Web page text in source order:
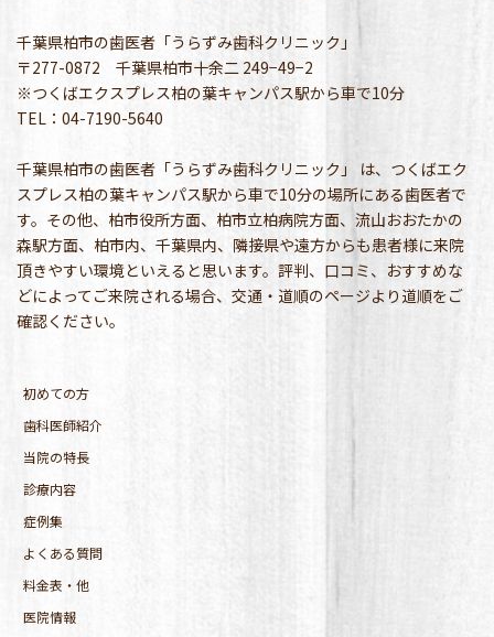
千葉県柏市の歯医者「うらずみ歯科クリニック」
〒277-0872 千葉県柏市十余二 249−49−2
※つくばエクスプレス柏の葉キャンパス駅から車で10分
TEL：04-7190-5640
千葉県柏市の歯医者「うらずみ歯科クリニック」 は、つくばエク
スプレス柏の葉キャンパス駅から車で10分の場所にある歯医者で
す。その他、柏市役所方面、柏市立柏病院方面、流山おおたかの
森駅方面、柏市内、千葉県内、隣接県や遠方からも患者様に来院
頂きやすい環境といえると思います。評判、口コミ、おすすめな
どによってご来院される場合、交通・道順のページより道順をご
確認ください。
初めての方
歯科医師紹介
当院の特長
診療内容
症例集
よくある質問
料金表・他
医院情報